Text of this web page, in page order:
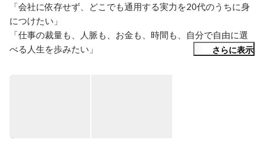
「会社に依存せず、どこでも通用する実力を20代のうちに身
につけたい」
「仕事の裁量も、人脈も、お金も、時間も、自分で自由に選
べる人生を歩みたい」
ことで
さらに表示